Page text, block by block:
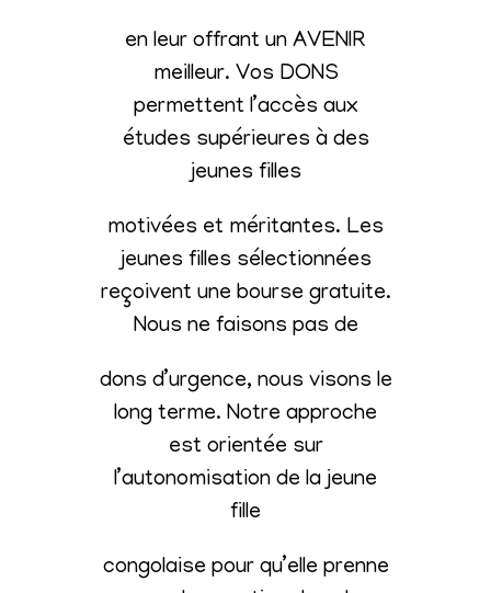
en leur offrant un AVENIR
meilleur. Vos DONS
permettent l’accès aux
études supérieures à des
jeunes filles
motivées et méritantes. Les
jeunes filles sélectionnées
reçoivent une bourse gratuite.
Nous ne faisons pas de
dons d’urgence, nous visons le
long terme. Notre approche
est orientée sur
l’autonomisation de la jeune
fille
congolaise pour qu’elle prenne